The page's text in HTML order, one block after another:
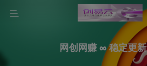
网创网赚 ∞ 稳定更新